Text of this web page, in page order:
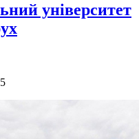
університет